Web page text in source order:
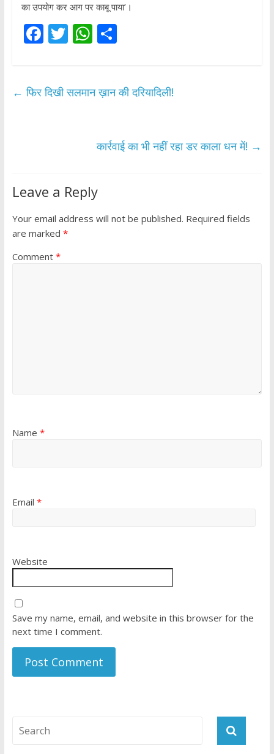
का उपयोग कर आग पर काबू पाया’।
F
b
T
er
W
s
p
S
e
← फिर दिखी सलमान ख़ान की दरियादिली!
कार्रवाई का भी नहीं रहा डर काला धन में! →
Leave a Reply
Your email address will not be published. Required fields
are marked *
Comment *
Name *
Email *
Website
Save my name, email, and website in this browser for the
next time I comment.